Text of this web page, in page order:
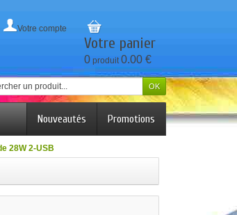
Votre compte
Votre panier
0 produit0.00 €
Promotions
Nouveautés
28W 2-USB